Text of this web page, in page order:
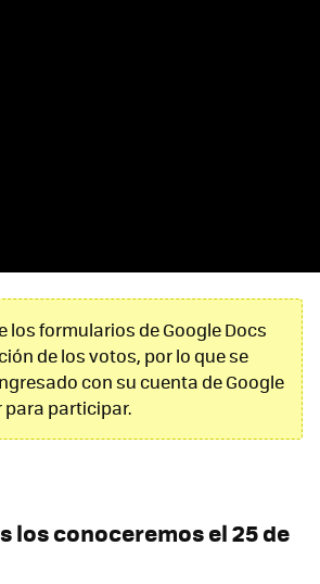
los formularios de Google Docs
de los votos, por lo que se
con su cuenta de Google
para participar.
los conoceremos el 25 de